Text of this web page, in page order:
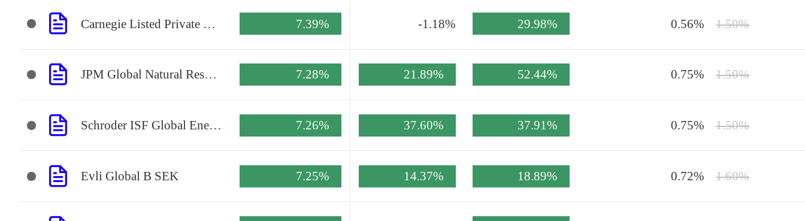
7.39% -1.18% 29.98% 0.56% 1.50%
JPM Global Natural Resources A acc EUR 7.28% 21.89% 52.44% 0.75% 1.50%
Schroder ISF Global Energy A Acc USD 7.26% 37.60% 37.91% 0.75% 1.50%
Evli Global B SEK 7.25% 14.37% 18.89% 0.72% 1.60%